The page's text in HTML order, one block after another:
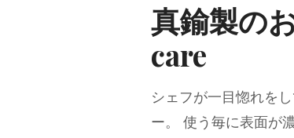
日:
真鍮製の
care
シェフが一目惚れを
ー。 使う毎に表面が